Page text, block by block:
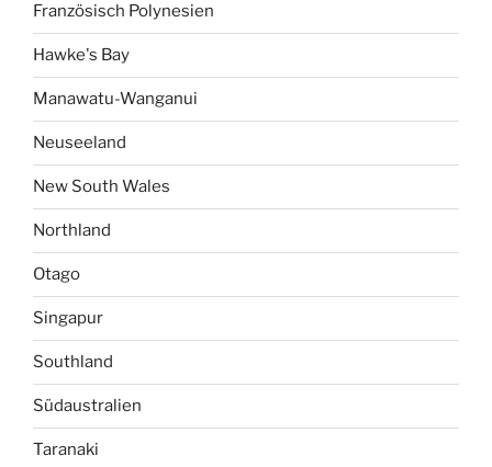
Französisch Polynesien
Hawke's Bay
Manawatu-Wanganui
Neuseeland
New South Wales
Northland
Otago
Singapur
Southland
Südaustralien
Taranaki